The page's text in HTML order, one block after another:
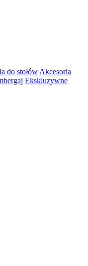
do stołów Akcesoria
Ekskluzywne